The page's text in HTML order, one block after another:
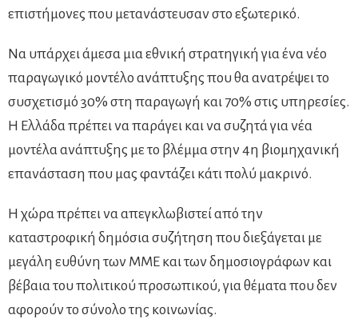
επιστήμονες που μετανάστευσαν στο εξωτερικό.
Να υπάρχει άμεσα μια εθνική στρατηγική για ένα νέο
παραγωγικό μοντέλο ανάπτυξης που θα ανατρέψει το
συσχετισμό 30% στη παραγωγή και 70% στις υπηρεσίες.
Η Ελλάδα πρέπει να παράγει και να συζητά για νέα
μοντέλα ανάπτυξης με το βλέμμα στην 4η βιομηχανική
επανάσταση που μας φαντάζει κάτι πολύ μακρινό.
Η χώρα πρέπει να απεγκλωβιστεί από την
καταστροφική δημόσια συζήτηση που διεξάγεται με
μεγάλη ευθύνη των ΜΜΕ και των δημοσιογράφων και
βέβαια του πολιτικού προσωπικού, για θέματα που δεν
αφορούν το σύνολο της κοινωνίας.